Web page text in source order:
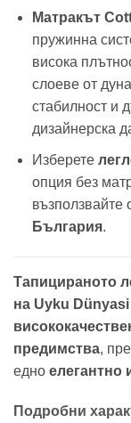
Матракът
пружинна
висока
слоеве от
стабилност и
дизайнерска
Изберете
опция без
възползвайте
България.
Тапицираното
на Uyku Dünyasi
предимства,
едно елегантно
Подробни